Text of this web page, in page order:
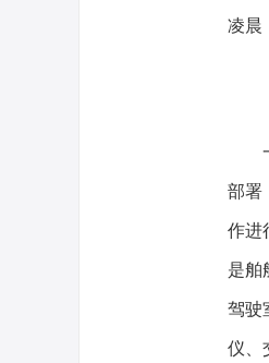
凌晨
部署
作进
是舶
驾驶
仪、